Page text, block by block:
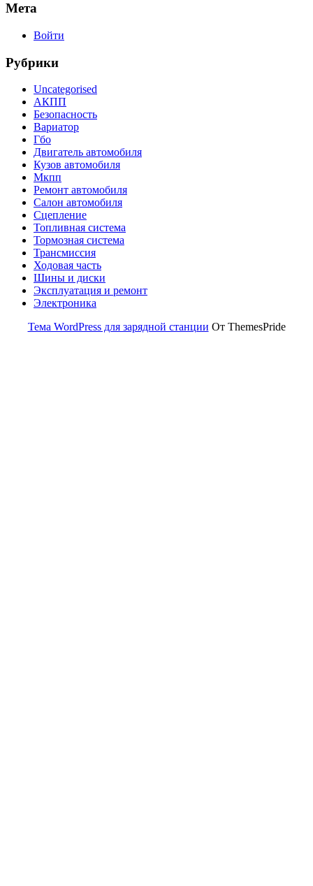
Мета
Войти
Рубрики
Uncategorised
АКПП
Безопасность
Вариатор
Гбо
Двигатель автомобиля
Кузов автомобиля
Мкпп
Ремонт автомобиля
Салон автомобиля
Сцепление
Топливная система
Тормозная система
Трансмиссия
Ходовая часть
Шины и диски
Эксплуатация и ремонт
Электроника
Тема WordPress для зарядной станции От ThemesPride